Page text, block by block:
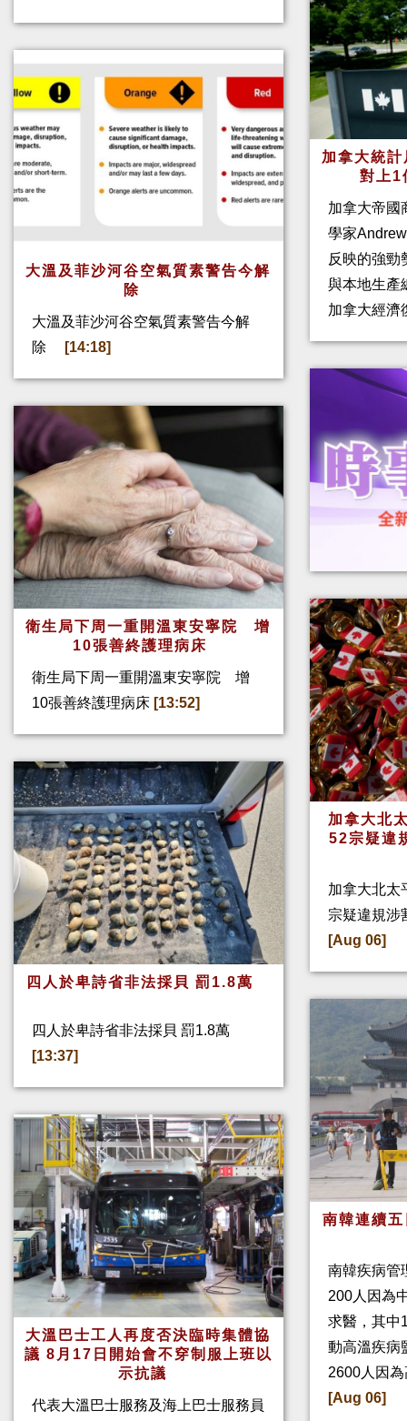
大溫及菲沙河谷空氣質素警告今解
除
大溫及菲沙河谷空氣質素警告今解
除
[14:18]
衛生局下周一重開溫東安寧院 增
10張善終護理病床
衛生局下周一重開溫東安寧院 增
10張善終護理病床 [13:52]
四人於卑詩省非法採貝 罰1.8萬
四人於卑詩省非法採貝 罰1.8萬
[13:37]
大溫巴士工人再度否決臨時集體協
議 8月17日開始會不穿制服上班以
示抗議
代表大溫巴士服務及海上巴士服務員
加拿大統
對上
加拿大帝國
學家
反映的強勁
與本地生產
加拿大經濟
加拿大北
52宗疑違
加拿大北太
宗疑違規涉
[Aug 06]
南韓連續
南韓疾病管
200人因為
求醫，其中
動高溫疾病
2600人因
[Aug 06]